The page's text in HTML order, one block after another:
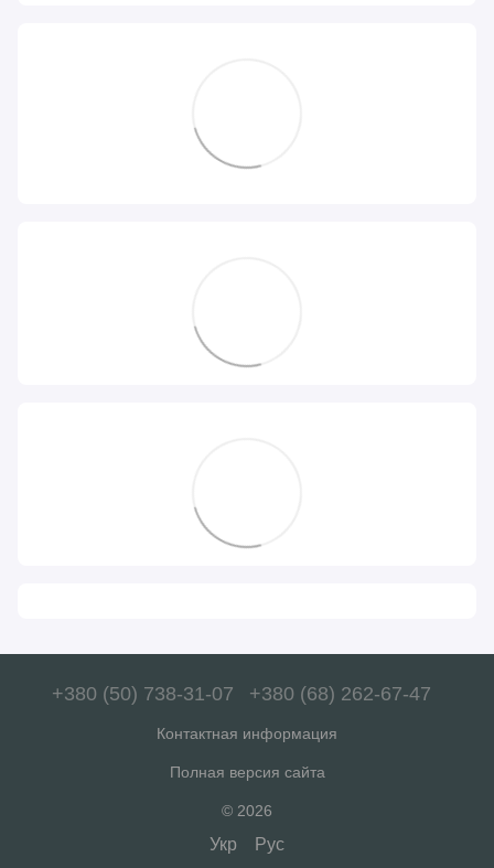
+380 (50) 738-31-07 +380 (68) 262-67-47
Контактная информация
Полная версия сайта
© 2026
Укр Рус